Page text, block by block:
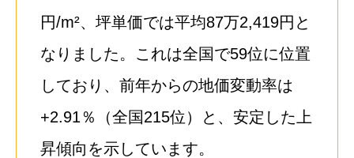
円/m²、坪単価では平均87万2,419円と
なりました。これは全国で59位に位置
しており、前年からの地価変動率は
+2.91％（全国215位）と、安定した上
昇傾向を示しています。